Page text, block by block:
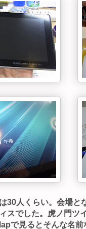
30人くらい。会場と
スでした。虎ノ門ツ
で見るとそんな名前